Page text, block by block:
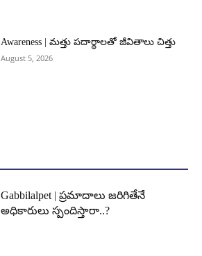
Awareness | మత్తు పదార్థాలతో జీవితాలు చిత్తు
August 5, 2026
Gabbilalpet | ప్రమాదాలు జరిగితేనే
అధికారులు స్పందిస్తారా..?